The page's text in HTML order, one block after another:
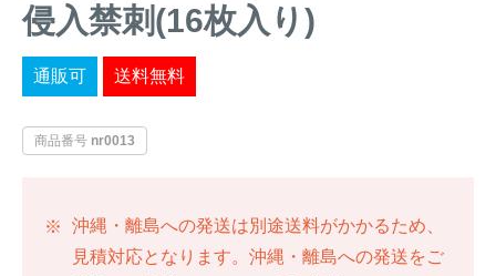
侵入禁刺(16枚入り)
通販可 送料無料
商品番号 nr0013
沖縄・離島への発送は別途送料がかかるため、
見積対応となります。沖縄・離島への発送をご
箱わな（イノシシ・シ
漁網
イノシシ対策 キツネ対策